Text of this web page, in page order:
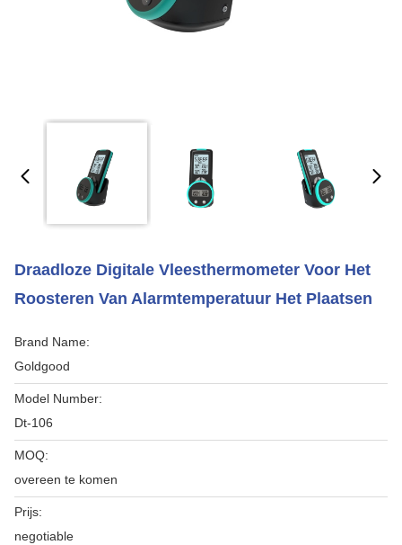
Draadloze Digitale Vleesthermometer Voor Het
Roosteren Van Alarmtemperatuur Het Plaatsen
Brand Name:
Goldgood
Model Number:
Dt-106
MOQ:
overeen te komen
Prijs:
negotiable